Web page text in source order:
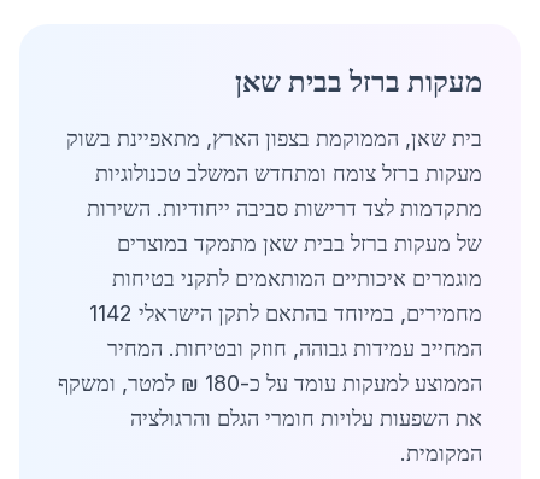
מעקות ברזל בבית שאן
בית שאן, הממוקמת בצפון הארץ, מתאפיינת בשוק
מעקות ברזל צומח ומתחדש המשלב טכנולוגיות
מתקדמות לצד דרישות סביבה ייחודיות. השירות
של מעקות ברזל בבית שאן מתמקד במוצרים
מוגמרים איכותיים המותאמים לתקני בטיחות
מחמירים, במיוחד בהתאם לתקן הישראלי 1142
המחייב עמידות גבוהה, חוזק ובטיחות. המחיר
הממוצע למעקות עומד על כ-180 ₪ למטר, ומשקף
את השפעות עלויות חומרי הגלם והרגולציה
המקומית.